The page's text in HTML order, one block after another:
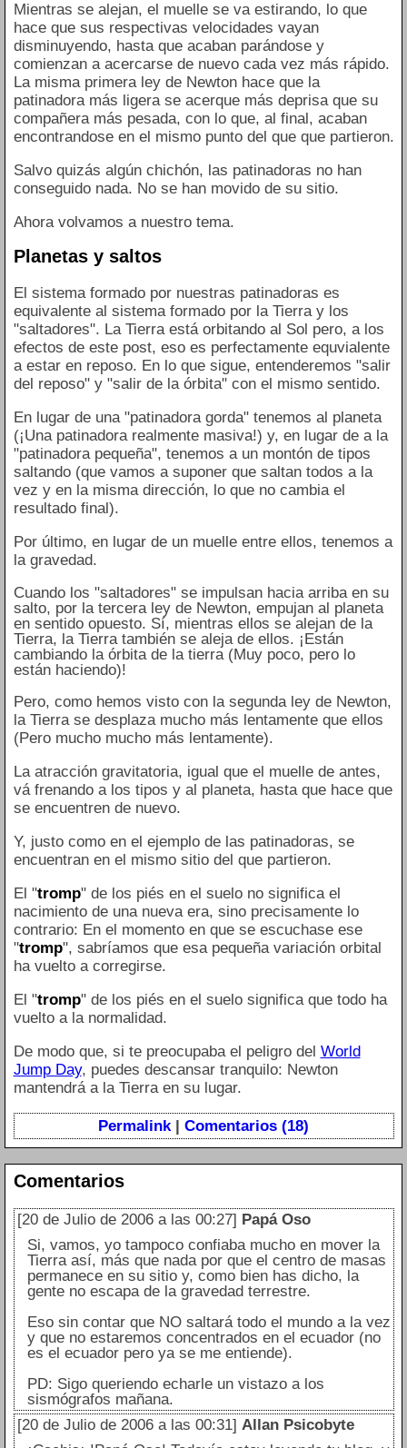
Mientras se alejan, el muelle se va estirando, lo que
hace que sus respectivas velocidades vayan
disminuyendo, hasta que acaban parándose y
comienzan a acercarse de nuevo cada vez más rápido.
La misma primera ley de Newton hace que la
patinadora más ligera se acerque más deprisa que su
compañera más pesada, con lo que, al final, acaban
encontrandose en el mismo punto del que que partieron.
Salvo quizás algún chichón, las patinadoras no han
conseguido nada. No se han movido de su sitio.
Ahora volvamos a nuestro tema.
Planetas y saltos
El sistema formado por nuestras patinadoras es
equivalente al sistema formado por la Tierra y los
"saltadores". La Tierra está orbitando al Sol pero, a los
efectos de este post, eso es perfectamente equvialente
a estar en reposo. En lo que sigue, entenderemos "salir
del reposo" y "salir de la órbita" con el mismo sentido.
En lugar de una "patinadora gorda" tenemos al planeta
(¡Una patinadora realmente masiva!) y, en lugar de a la
"patinadora pequeña", tenemos a un montón de tipos
saltando (que vamos a suponer que saltan todos a la
vez y en la misma dirección, lo que no cambia el
resultado final).
Por último, en lugar de un muelle entre ellos, tenemos a
la gravedad.
Cuando los "saltadores" se impulsan hacia arriba en su
salto, por la tercera ley de Newton, empujan al planeta
en sentido opuesto. Sí, mientras ellos se alejan de la
Tierra, la Tierra también se aleja de ellos. ¡Están
cambiando la órbita de la tierra (Muy poco, pero lo
están haciendo)!
Pero, como hemos visto con la segunda ley de Newton,
la Tierra se desplaza mucho más lentamente que ellos
(Pero mucho mucho más lentamente).
La atracción gravitatoria, igual que el muelle de antes,
vá frenando a los tipos y al planeta, hasta que hace que
se encuentren de nuevo.
Y, justo como en el ejemplo de las patinadoras, se
encuentran en el mismo sitio del que partieron.
El "tromp" de los piés en el suelo no significa el
nacimiento de una nueva era, sino precisamente lo
contrario: En el momento en que se escuchase ese
"tromp", sabríamos que esa pequeña variación orbital
ha vuelto a corregirse.
El "tromp" de los piés en el suelo significa que todo ha
vuelto a la normalidad.
De modo que, si te preocupaba el peligro del World
Jump Day, puedes descansar tranquilo: Newton
mantendrá a la Tierra en su lugar.
Permalink| Comentarios (18)
Comentarios
[20 de Julio de 2006 a las 00:27] Papá Oso
Si, vamos, yo tampoco confiaba mucho en mover la
Tierra así, más que nada por que el centro de masas
permanece en su sitio y, como bien has dicho, la
gente no escapa de la gravedad terrestre.
Eso sin contar que NO saltará todo el mundo a la vez
y que no estaremos concentrados en el ecuador (no
es el ecuador pero ya se me entiende).
PD: Sigo queriendo echarle un vistazo a los
sismógrafos mañana.
[20 de Julio de 2006 a las 00:31] Allan Psicobyte